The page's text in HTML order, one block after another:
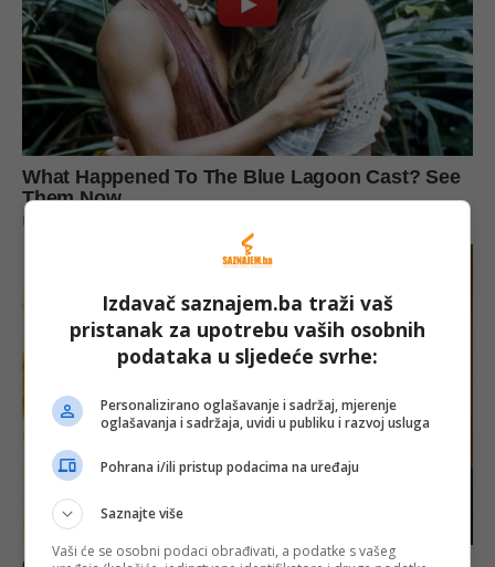
Izdavač saznajem.ba traži vaš
pristanak za upotrebu vaših osobnih
podataka u sljedeće svrhe:
Personalizirano oglašavanje i sadržaj, mjerenje
oglašavanja i sadržaja, uvidi u publiku i razvoj usluga
Pohrana i/ili pristup podacima na uređaju
Saznajte više
Vaši će se osobni podaci obrađivati, a podatke s vašeg